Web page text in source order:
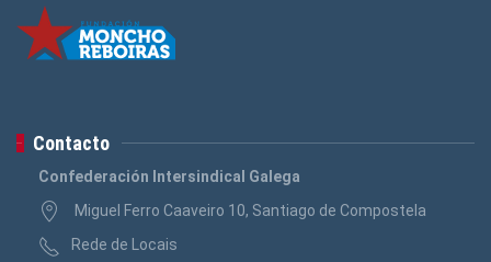
Contacto
Confederación Intersindical Galega
Miguel Ferro Caaveiro 10, Santiago de Compostela
Rede de Locais